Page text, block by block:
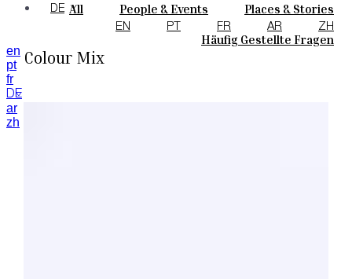
Kaufmöglichkeiten
Kataloge U Technische Spezifikationen
Häufig Gestellte Fragen
All People & Events
Places & Stories
Materials & Sustainability
Inspiration & Culture
DE
EN PT FR AR ZH
en
pt
fr
DE
ar
zh
Field Tiles, Square 11 x 11 cm in Bespoke
Colour Mix